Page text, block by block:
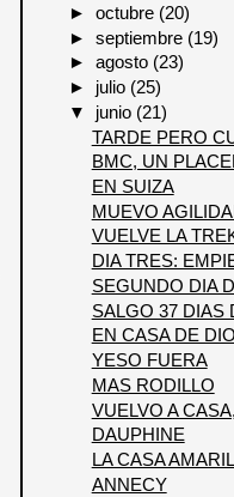
►octubre (20)
►septiembre (19)
►agosto (23)
► julio (25)
▼ junio (21)
TARDE PERO
BMC, UN
EN SUIZA
MUEVO
VUELVE LA
DIA TRES:
SEGUNDO DIA
SALGO 37 DIAS
EN CASA DE
YESO FUERA
MAS RODILLO
VUELVO A
DAUPHINE
LA CASA
ANNECY